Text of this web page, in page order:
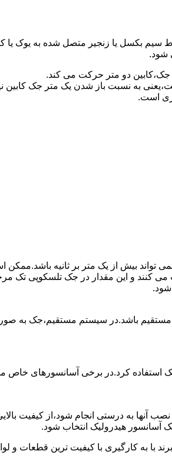
سیم بکسل یا زنجیر متصل شده به یوک
شود.
جک،کابین دو متر حرکت می کند.
به نسبت باز شدن یک متر جک
است.
بیش از یک متر بر ثانیه
باشد.در سیستم مستقیم،جک به
استفاده کرد.در برخی آسانسورهای
آنها به درستی انجام شود،از کیفیت
هیدرولیک انتخاب شود.
با به کارگیری با کیفیت ترین قطعات